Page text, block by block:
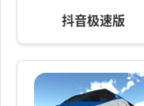
抖音极速版